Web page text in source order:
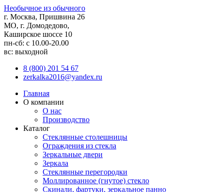
Необычное из обычного
г. Москва, Пришвина 26
МО, г. Домодедово,
Каширское шоссе 10
пн-сб: с 10.00-20.00
вс: выходной
8 (800) 201 54 67
zerkalka2016@yandex.ru
Главная
О компании
О нас
Производство
Каталог
Стеклянные столешницы
Ограждения из стекла
Зеркальные двери
Зеркала
Стеклянные перегородки
Моллированное (гнутое) стекло
Скинали, фартуки, зеркальное панно